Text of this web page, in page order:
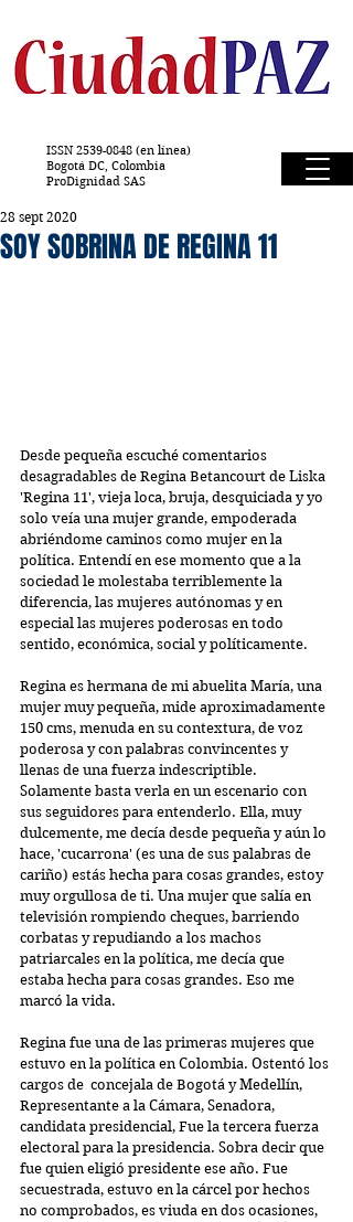
ISSN 2539-0848 (en línea)
Bogotá DC, Colombia
ProDignidad SAS
SOY SOBRINA DE REGINA 11
28 sept 2020
Desde pequeña escuché comentarios
desagradables de Regina Betancourt de Liska
'Regina 11', vieja loca, bruja, desquiciada y yo
solo veía una mujer grande, empoderada
abriéndome caminos como mujer en la
política. Entendí en ese momento que a la
sociedad le molestaba terriblemente la
diferencia, las mujeres autónomas y en
especial las mujeres poderosas en todo
sentido, económica, social y políticamente.
Regina es hermana de mi abuelita María, una
mujer muy pequeña, mide aproximadamente
150 cms, menuda en su contextura, de voz
poderosa y con palabras convincentes y
llenas de una fuerza indescriptible.
Solamente basta verla en un escenario con
sus seguidores para entenderlo. Ella, muy
dulcemente, me decía desde pequeña y aún lo
hace, 'cucarrona' (es una de sus palabras de
cariño) estás hecha para cosas grandes, estoy
muy orgullosa de ti. Una mujer que salía en
televisión rompiendo cheques, barriendo
corbatas y repudiando a los machos
patriarcales en la política, me decía que
estaba hecha para cosas grandes. Eso me
marcó la vida.
Regina fue una de las primeras mujeres que
estuvo en la política en Colombia. Ostentó los
cargos de  concejala de Bogotá y Medellín,
Representante a la Cámara, Senadora,
candidata presidencial, Fue la tercera fuerza
electoral para la presidencia. Sobra decir que
fue quien eligió presidente ese año. Fue
secuestrada, estuvo en la cárcel por hechos
no comprobados, es viuda en dos ocasiones,